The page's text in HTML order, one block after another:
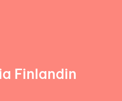
Finlandin